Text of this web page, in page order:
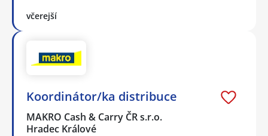
včerejší
Koordinátor/ka distribuce
MAKRO Cash & Carry ČR s.r.o.
Hradec Králové